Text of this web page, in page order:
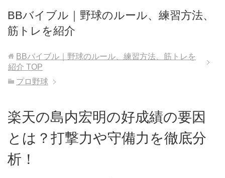
BBバイブル｜野球のルール、練習方法、
筋トレを紹介
BBバイブル｜野球のルール、練習方法、筋トレを
紹介 TOP
プロ野球
楽天の島内宏明の好成績の要因
とは？打撃力や守備力を徹底分
析！